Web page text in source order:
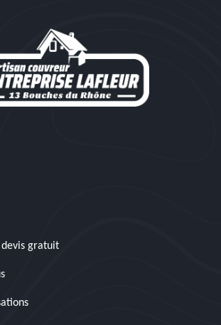
gratuit